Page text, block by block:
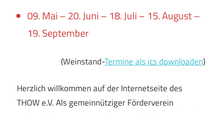
09. Mai – 20. Juni – 18. Juli – 15. August –
19. September
(Weinstand-Termine als ics downloaden)
Herzlich willkommen auf der Internetseite des
THOW e.V. Als gemeinnütziger Förderverein